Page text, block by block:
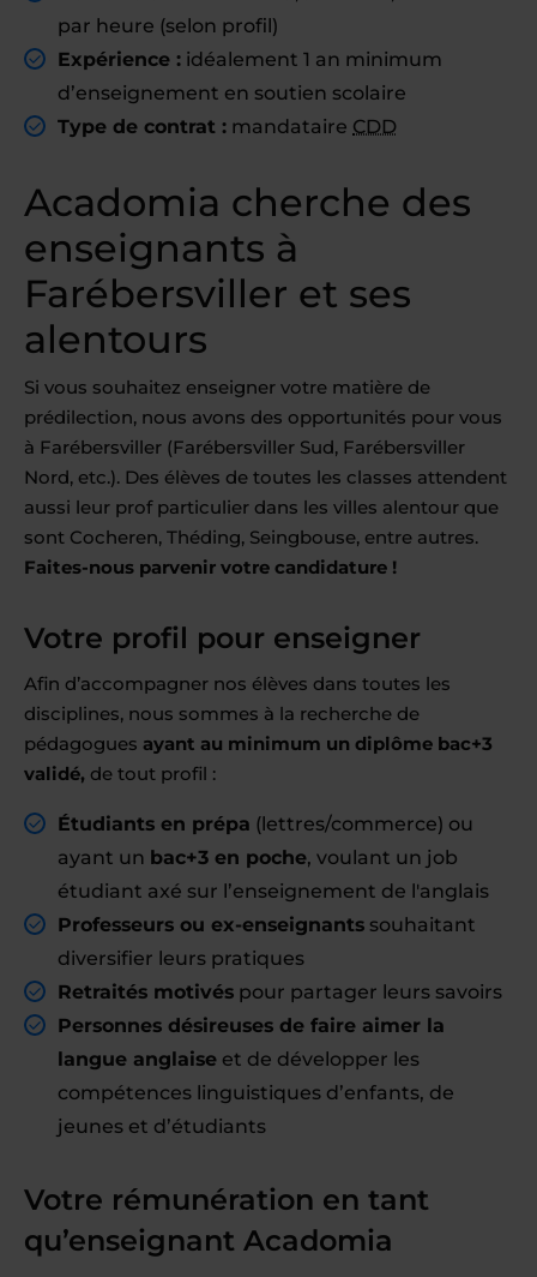
par heure (selon profil)
Expérience : idéalement 1 an minimum
d’enseignement en soutien scolaire
Type de contrat : mandataire CDD
Acadomia cherche des
enseignants à
Farébersviller et ses
alentours
Si vous souhaitez enseigner votre matière de
prédilection, nous avons des opportunités pour vous
à Farébersviller (Farébersviller Sud, Farébersviller
Nord, etc.). Des élèves de toutes les classes attendent
aussi leur prof particulier dans les villes alentour que
sont Cocheren, Théding, Seingbouse, entre autres.
Faites-nous parvenir votre candidature !
Votre profil pour enseigner
Afin d’accompagner nos élèves dans toutes les
disciplines, nous sommes à la recherche de
pédagogues ayant au minimum un diplôme bac+3
validé, de tout profil :
Étudiants en prépa (lettres/commerce) ou
ayant un bac+3 en poche, voulant un job
étudiant axé sur l’enseignement de l'anglais
Professeurs ou ex-enseignants souhaitant
diversifier leurs pratiques
Retraités motivés pour partager leurs savoirs
Personnes désireuses de faire aimer la
langue anglaise et de développer les
compétences linguistiques d’enfants, de
jeunes et d’étudiants
Votre rémunération en tant
qu’enseignant Acadomia